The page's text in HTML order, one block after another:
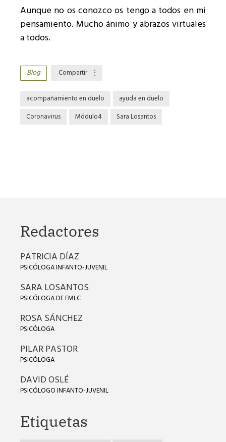
Aunque no os conozco os tengo a todos en mi
pensamiento. Mucho ánimo y abrazos virtuales
a todos.
Blog Compartir
acompañamiento en duelo
ayuda en duelo
Coronavirus
Módulo4 Sara Losantos
Redactores
PATRICIA DÍAZ
PSICÓLOGA INFANTO-JUVENIL
SARA LOSANTOS
PSICÓLOGA DE FMLC
ROSA SÁNCHEZ
PSICÓLOGA
PILAR PASTOR
PSICÓLOGA
DAVID OSLÉ
PSICÓLOGO INFANTO-JUVENIL
Etiquetas